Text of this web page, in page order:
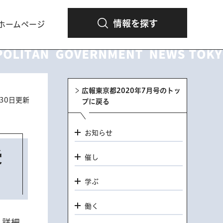
ームページ 情報を探す
日更新
広報東京都2020年7月号のトッ
プに戻る
お知らせ
催し
学ぶ
働く